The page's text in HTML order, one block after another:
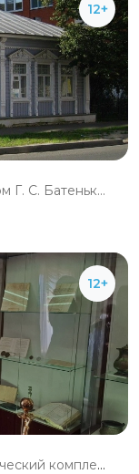
12+
Г. С. Батеньк...
12+
Музейно-краеведческий комплекс...